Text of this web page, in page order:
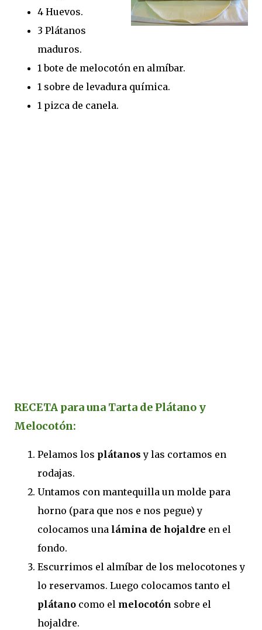
4 Huevos.
3 Plátanos
maduros.
1 bote de melocotón en almíbar.
1 sobre de levadura química.
1 pizca de canela.
RECETA para una Tarta de Plátano y
Melocotón:
Pelamos los plátanos y las cortamos en
rodajas.
Untamos con mantequilla un molde para
horno (para que nos e nos pegue) y
colocamos una lámina de hojaldre en el
fondo.
Escurrimos el almíbar de los melocotones y
lo reservamos. Luego colocamos tanto el
plátano como el melocotón sobre el
hojaldre.